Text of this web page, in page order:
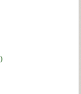
)